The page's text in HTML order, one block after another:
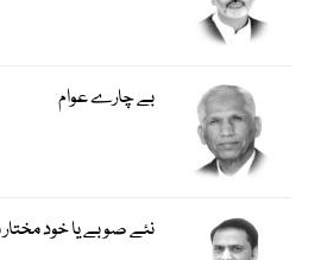
بے چارے عوام
نئے صوبے یا خود